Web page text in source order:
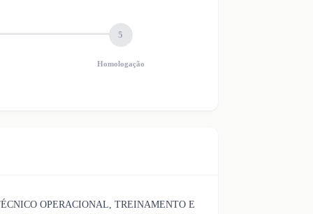
5
Homologação
OPERACIONAL, TREINAMENTO E